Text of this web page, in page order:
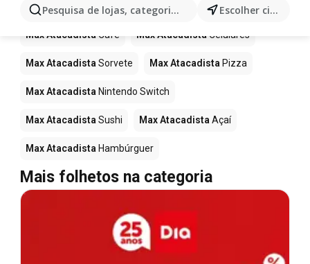
Pesquisa de lojas, categorias,produtos... Escolher cidade
Mais produtos em Max Atacadista
Max Atacadista Café Max Atacadista Celulares
Max Atacadista Sorvete Max Atacadista Pizza
Max Atacadista Nintendo Switch
Max Atacadista Sushi Max Atacadista Açaí
Max Atacadista Hambúrguer
Mais folhetos na categoria